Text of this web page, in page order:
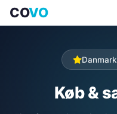
COVO
Køb &